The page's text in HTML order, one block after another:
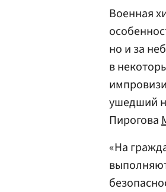
Военная
но и за
в
ушедший
Пирогова
«На